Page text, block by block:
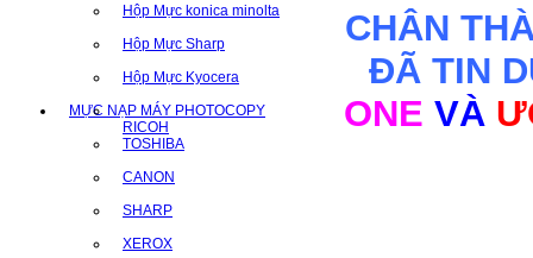
Hộp Mực konica minolta
Hộp Mực Sharp
Hộp Mực Kyocera
MỰC NẠP MÁY PHOTOCOPY
RICOH
TOSHIBA
CANON
SHARP
XEROX
CHÂN
ĐÃ TIN
ONE VÀ